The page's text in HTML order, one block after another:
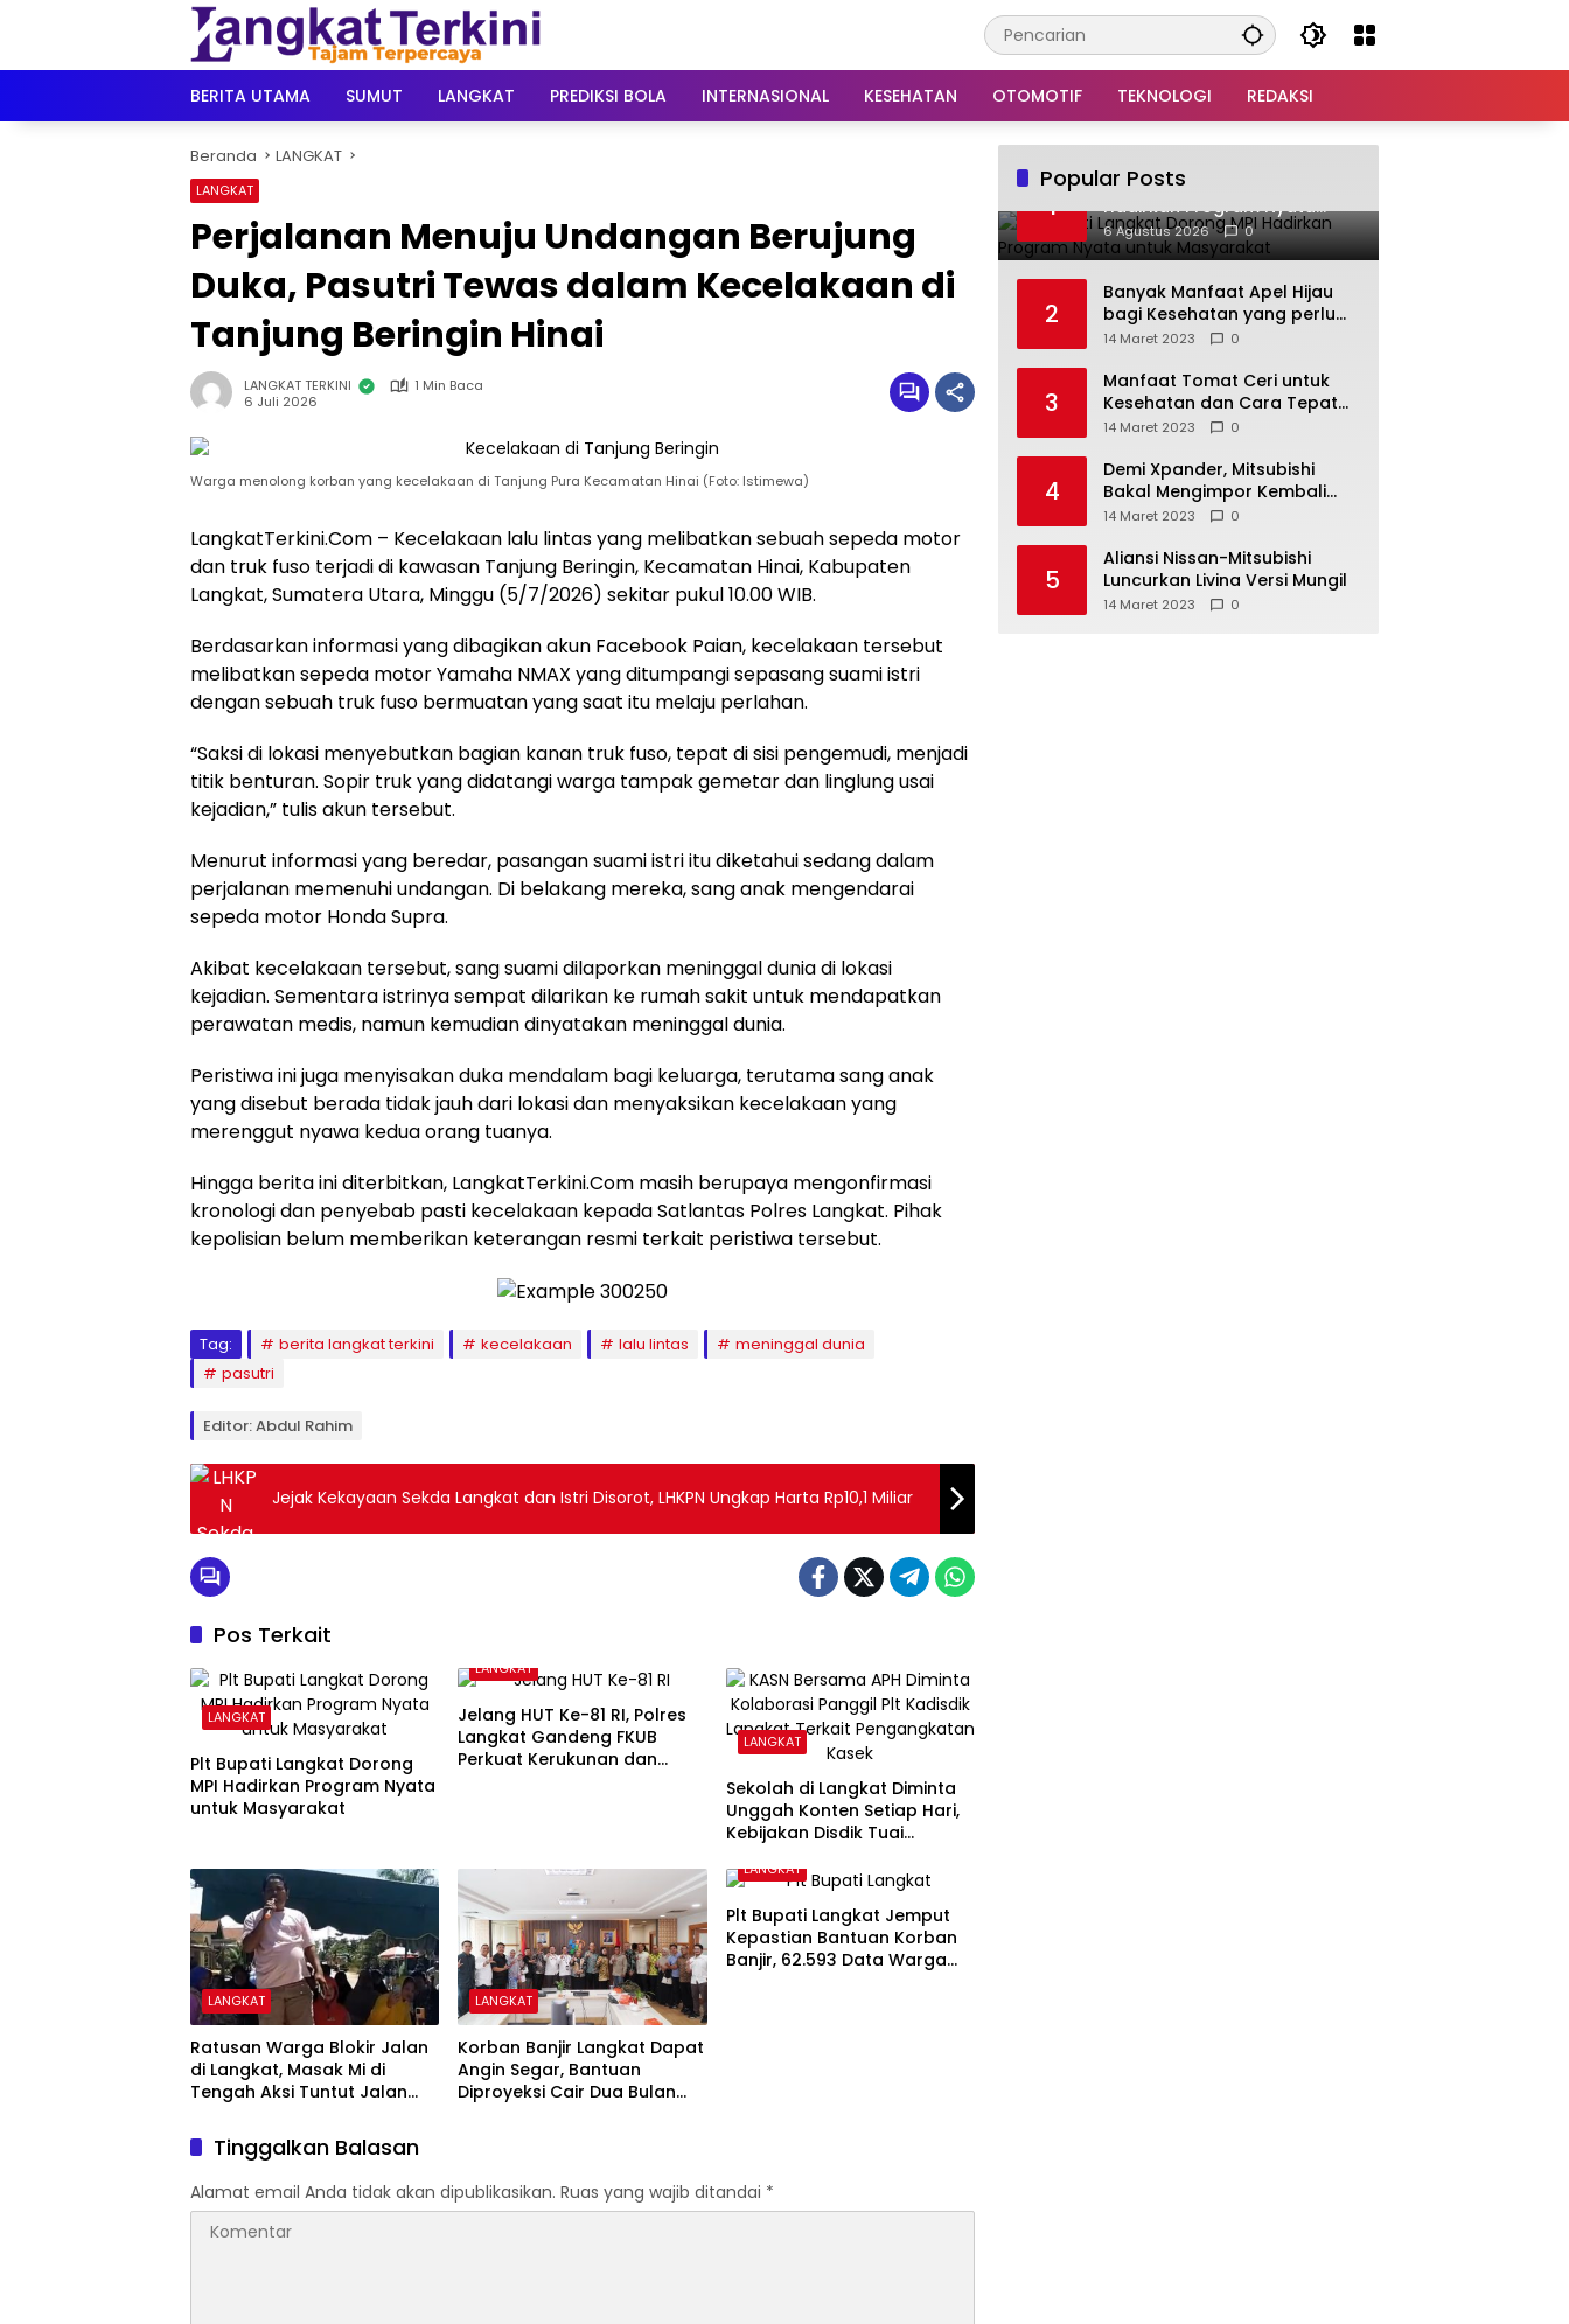
BERITA UTAMA
SUMUT LANGKAT PREDIKSI BOLA INTERNASIONAL KESEHATAN OTOMOTIF TEKNOLOGI REDAKSI
Beranda LANGKAT
LANGKAT
Perjalanan Menuju Undangan Berujung
Duka, Pasutri Tewas dalam Kecelakaan di
Tanjung Beringin Hinai
LANGKAT TERKINI
1 Min Baca
6 Juli 2026
Warga menolong korban yang kecelakaan di Tanjung Pura Kecamatan Hinai (Foto: Istimewa)
LangkatTerkini.Com – Kecelakaan lalu lintas yang melibatkan sebuah sepeda motor
dan truk fuso terjadi di kawasan Tanjung Beringin, Kecamatan Hinai, Kabupaten
Langkat, Sumatera Utara, Minggu (5/7/2026) sekitar pukul 10.00 WIB.
Berdasarkan informasi yang dibagikan akun Facebook Paian, kecelakaan tersebut
melibatkan sepeda motor Yamaha NMAX yang ditumpangi sepasang suami istri
dengan sebuah truk fuso bermuatan yang saat itu melaju perlahan.
“Saksi di lokasi menyebutkan bagian kanan truk fuso, tepat di sisi pengemudi, menjadi
titik benturan. Sopir truk yang didatangi warga tampak gemetar dan linglung usai
kejadian,” tulis akun tersebut.
Menurut informasi yang beredar, pasangan suami istri itu diketahui sedang dalam
perjalanan memenuhi undangan. Di belakang mereka, sang anak mengendarai
sepeda motor Honda Supra.
Akibat kecelakaan tersebut, sang suami dilaporkan meninggal dunia di lokasi
kejadian. Sementara istrinya sempat dilarikan ke rumah sakit untuk mendapatkan
perawatan medis, namun kemudian dinyatakan meninggal dunia.
Peristiwa ini juga menyisakan duka mendalam bagi keluarga, terutama sang anak
yang disebut berada tidak jauh dari lokasi dan menyaksikan kecelakaan yang
merenggut nyawa kedua orang tuanya.
Hingga berita ini diterbitkan, LangkatTerkini.Com masih berupaya mengonfirmasi
kronologi dan penyebab pasti kecelakaan kepada Satlantas Polres Langkat. Pihak
kepolisian belum memberikan keterangan resmi terkait peristiwa tersebut.
Tag: berita langkat terkini kecelakaan lalu lintas
meninggal dunia
pasutri
Editor: Abdul Rahim
Jejak Kekayaan Sekda Langkat dan Istri Disorot, LHKPN Ungkap Harta Rp10,1 Miliar
Pos Terkait
LANGKAT
Plt Bupati Langkat Dorong
MPI Hadirkan Program Nyata
untuk Masyarakat
LANGKAT
Jelang HUT Ke-81 RI, Polres
Langkat Gandeng FKUB
Perkuat Kerukunan dan
LANGKAT
Sekolah di Langkat Diminta
Unggah Konten Setiap Hari,
Kebijakan Disdik Tuai
LANGKAT
Ratusan Warga Blokir Jalan
di Langkat, Masak Mi di
Tengah Aksi Tuntut Jalan
LANGKAT
Korban Banjir Langkat Dapat
Angin Segar, Bantuan
Diproyeksi Cair Dua Bulan
LANGKAT
Plt Bupati Langkat Jemput
Kepastian Bantuan Korban
Banjir, 62.593 Data Warga
Tinggalkan Balasan
Alamat email Anda tidak akan dipublikasikan. Ruas yang wajib ditandai *
Popular Posts
1
Plt Bupati Langkat Dorong MPI
Hadirkan Program Nyata
untuk Masyarakat
6 Agustus 2026 0
2
Banyak Manfaat Apel Hijau
bagi Kesehatan yang perlu
Anda ketahui
14 Maret 2023 0
3
Manfaat Tomat Ceri untuk
Kesehatan dan Cara Tepat
Mengonsumsinya
14 Maret 2023 0
4
Demi Xpander, Mitsubishi
Bakal Mengimpor Kembali
Pajero Sport
14 Maret 2023 0
5
Aliansi Nissan-Mitsubishi
Luncurkan Livina Versi Mungil
14 Maret 2023 0